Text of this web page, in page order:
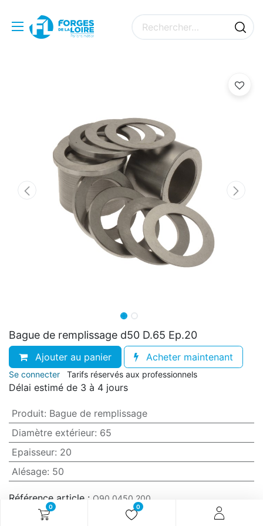
0 0
Bague de remplissage d50 D.65 Ep.20
Ajouter au panier Acheter maintenant
Se connecter Tarifs réservés aux professionnels
Délai estimé de 3 à 4 jours
Produit: Bague de remplissage
Diamètre extérieur: 65
Epaisseur: 20
Alésage: 50
Référence article : O90.0450.200